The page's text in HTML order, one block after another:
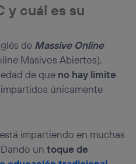
y cuál es su
de Massive Online
Masivos Abiertos).
de que no hay limite
únicamente
impartiendo en muchas
untoque de
cifrado creado por tu
tu dirección IP y otra
de
a la conexión que utilizas
la conexión de internet, por
conecte su dispositivo y
recibirá el mismo
en función de las
de los miembros del hogar